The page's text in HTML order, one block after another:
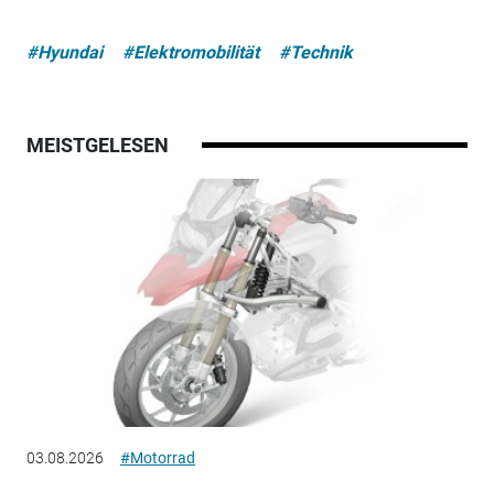
#Hyundai #Elektromobilität #Technik
MEISTGELESEN
03.08.2026 #Motorrad